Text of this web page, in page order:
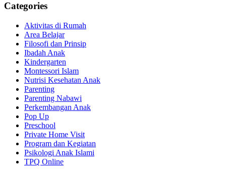
Categories
Aktivitas di Rumah
Area Belajar
Filosofi dan Prinsip
Ibadah Anak
Kindergarten
Montessori Islam
Nutrisi Kesehatan Anak
Parenting
Parenting Nabawi
Perkembangan Anak
Pop Up
Preschool
Private Home Visit
Program dan Kegiatan
Psikologi Anak Islami
TPQ Online